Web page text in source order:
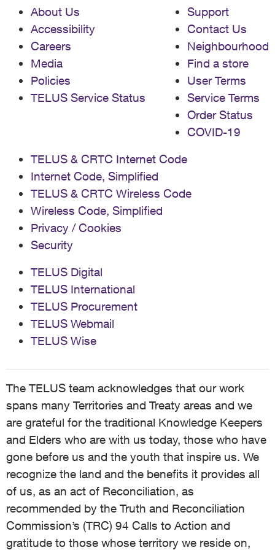
l'appareil au nom de TELUS Ce que vous pouvez
faire : Si vous recevez un appareil qui ne correspond
pas exactement à ce que vous avez commandé,
contactez-nous. TELUS ne vous appellera PAS pour
que vous retourniez votre appareil à une adresse
spécifique. Au lieu de cela, nous vous enverrons par
courriel une étiquette de retour que vous pourrez
apporter à votre bureau de poste local. Ils scanneront
l'étiquette et s'occuperont du reste. Consultez notre
recrutement de TELUS pour une offre d'emploi Dans
cette arnaque, un fraudeur se fait passer pour le
recrutement de TELUS et demande 50 $ pour une
"Carte d'identité Premium ou Pivilège" dans le cadre
du processus de candidature. Ce que vous pouvez
faire : TELUS ne demande jamais de dépôts
monétaires pour quelque rôle/projet que ce soit au
sein de notre entreprise. Ne communiquez aucune
information personnelle et transférez le courriel à
TELUS en signalant des problèmes
d'Internet/d'ordinateur Dans cette arnaque, un
fraudeur se fait passer pour le soutien technique de
TELUS en vous informant que vous avez un virus ou
un problème d'ordinateur dans le but d'obtenir vos
Ne donnez aucun détail au fraudeur et ne cliquez sur
votre ordinateur. Si vous pensez que votre ordinateur
a pu être compromis, veuillez contacter TELUS au 1-
888-811-2323 immédiatement pour enquêter.
Vendeur itinérant se faisant passer pour un employé
de TELUS Vous pourriez recevoir la visite d'un
fraudeur prétendant être un employé légitime de
la pièce d'identité du vendeur. Nous avons un
excellent article sur tout ce que vous devez savoir sur
notre équipe de vente porte-à-porte ici. Ne
communiquez aucune information personnelle si
quelque chose vous semble louche. Si quelque
chose vous semble suspect, mettez fin à la
conversation et contactez TELUS immédiatement
About Us
Accessibility
Careers
Media
Policies
TELUS Service Status
Support
Contact Us
Neighbourhood
Find a store
User Terms
Service Terms
Order Status
COVID-19
TELUS & CRTC Internet Code
Internet Code, Simplified
TELUS & CRTC Wireless Code
Wireless Code, Simplified
Privacy / Cookies
Security
TELUS Digital
TELUS International
TELUS Procurement
TELUS Webmail
TELUS Wise
The TELUS team acknowledges that our work
spans many Territories and Treaty areas and we
are grateful for the traditional Knowledge Keepers
and Elders who are with us today, those who have
gone before us and the youth that inspire us. We
recognize the land and the benefits it provides all
of us, as an act of Reconciliation, as
recommended by the Truth and Reconciliation
Commission’s (TRC) 94 Calls to Action and
gratitude to those whose territory we reside on,